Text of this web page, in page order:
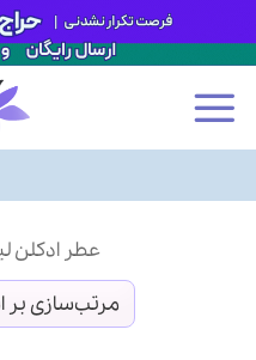
عطر ادکلن